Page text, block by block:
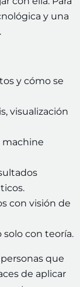
y una
y cómo se
visualización
machine
con visión de
solo con teoría.
que
de aplicar